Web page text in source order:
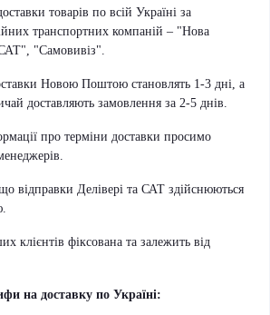
товарів по всій Україні за
транспортних компаній – "Нова
"Самовивіз".
Новою Поштою становлять 1-3 дні, а
доставляють замовлення за 2-5 днів.
про терміни доставки просимо
відправки Делівері та САТ здійснюються
клієнтів фіксована та залежить від
на доставку по Україні: